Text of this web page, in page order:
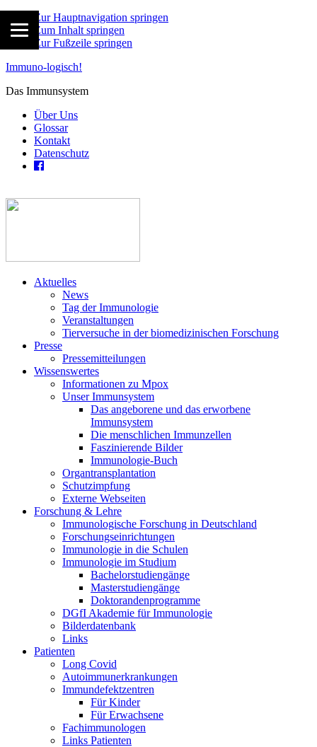
Zur Hauptnavigation springen
Zum Inhalt springen
Zur Fußzeile springen
Immuno-logisch!
Das Immunsystem
Über Uns
Glossar
Kontakt
Datenschutz
Aktuelles
News
Tag der Immunologie
Veranstaltungen
Tierversuche in der biomedizinischen Forschung
Presse
Pressemitteilungen
Wissenswertes
Informationen zu Mpox
Unser Immunsystem
Das angeborene und das erworbene
Immunsystem
Die menschlichen Immunzellen
Faszinierende Bilder
Immunologie-Buch
Organtransplantation
Schutzimpfung
Externe Webseiten
Forschung & Lehre
Immunologische Forschung in Deutschland
Forschungseinrichtungen
Immunologie in die Schulen
Immunologie im Studium
Bachelorstudiengänge
Masterstudiengänge
Doktorandenprogramme
DGfI Akademie für Immunologie
Bilderdatenbank
Links
Patienten
Long Covid
Autoimmunerkrankungen
Immundefektzentren
Für Kinder
Für Erwachsene
Fachimmunologen
Links Patienten